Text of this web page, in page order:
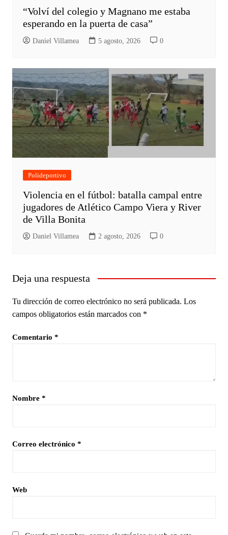
“Volví del colegio y Magnano me estaba
esperando en la puerta de casa”
Daniel Villamea 5 agosto, 2026 0
Polideportivo
Violencia en el fútbol: batalla campal entre
jugadores de Atlético Campo Viera y River
de Villa Bonita
Daniel Villamea 2 agosto, 2026 0
Deja una respuesta
Tu dirección de correo electrónico no será publicada. Los
campos obligatorios están marcados con *
Comentario *
Nombre *
Correo electrónico *
Web